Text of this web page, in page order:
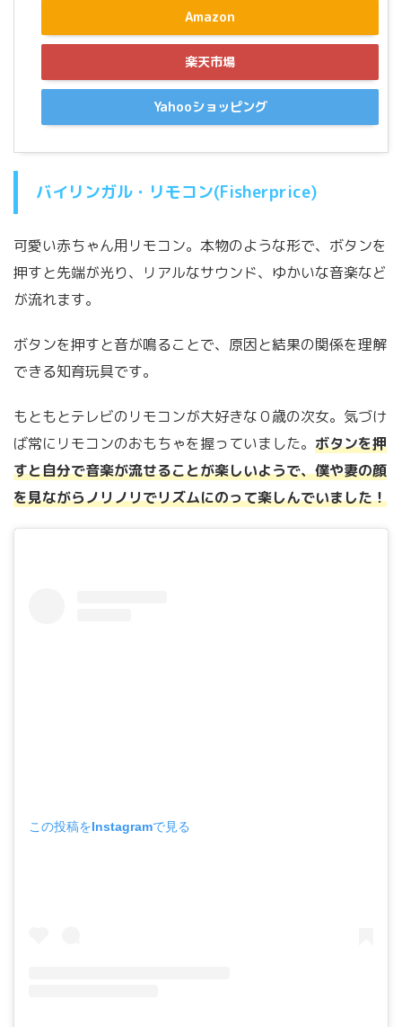
Amazon
楽天市場
Yahooショッピング
バイリンガル・リモコン(Fisherprice)
可愛い赤ちゃん用リモコン。本物のような形で、ボタンを
押すと先端が光り、リアルなサウンド、ゆかいな音楽など
が流れます。
ボタンを押すと音が鳴ることで、原因と結果の関係を理解
できる知育玩具です。
もともとテレビのリモコンが大好きな０歳の次女。気づけ
ば常にリモコンのおもちゃを握っていました。 ボタンを押
すと自分で音楽が流せることが楽しいようで、僕や妻の顔
を見ながらノリノリでリズムにのって楽しんでいました！
この投稿をInstagramで見る